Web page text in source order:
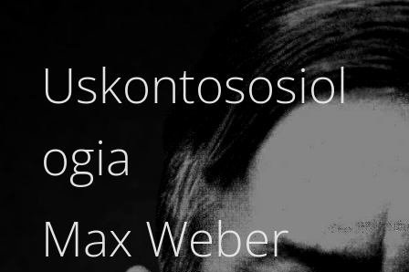
Uskontososiol
ogia
Max Weber